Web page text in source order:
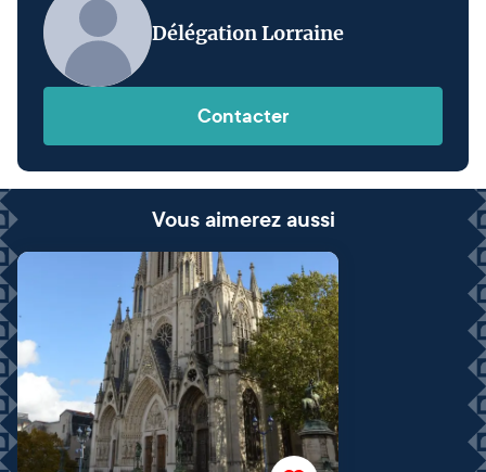
Délégation Lorraine
Contacter
Vous aimerez aussi